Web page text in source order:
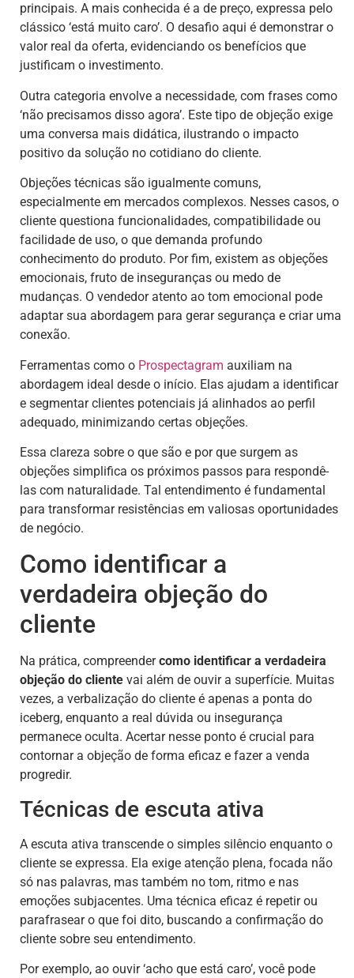
principais. A mais conhecida é a de preço, expressa pelo
clássico ‘está muito caro’. O desafio aqui é demonstrar o
valor real da oferta, evidenciando os benefícios que
justificam o investimento.
Outra categoria envolve a necessidade, com frases como
‘não precisamos disso agora’. Este tipo de objeção exige
uma conversa mais didática, ilustrando o impacto
positivo da solução no cotidiano do cliente.
Objeções técnicas são igualmente comuns,
especialmente em mercados complexos. Nesses casos, o
cliente questiona funcionalidades, compatibilidade ou
facilidade de uso, o que demanda profundo
conhecimento do produto. Por fim, existem as objeções
emocionais, fruto de inseguranças ou medo de
mudanças. O vendedor atento ao tom emocional pode
adaptar sua abordagem para gerar segurança e criar uma
conexão.
Ferramentas como o Prospectagram auxiliam na
abordagem ideal desde o início. Elas ajudam a identificar
e segmentar clientes potenciais já alinhados ao perfil
adequado, minimizando certas objeções.
Essa clareza sobre o que são e por que surgem as
objeções simplifica os próximos passos para respondê-
las com naturalidade. Tal entendimento é fundamental
para transformar resistências em valiosas oportunidades
de negócio.
Como identificar a
verdadeira objeção do
cliente
Na prática, compreendercomo identificar a verdadeira
objeção do cliente vai além de ouvir a superfície. Muitas
vezes, a verbalização do cliente é apenas a ponta do
iceberg, enquanto a real dúvida ou insegurança
permanece oculta. Acertar nesse ponto é crucial para
contornar a objeção de forma eficaz e fazer a venda
progredir.
Técnicas de escuta ativa
A escuta ativa transcende o simples silêncio enquanto o
cliente se expressa. Ela exige atenção plena, focada não
só nas palavras, mas também no tom, ritmo e nas
emoções subjacentes. Uma técnica eficaz é repetir ou
parafrasear o que foi dito, buscando a confirmação do
cliente sobre seu entendimento.
Por exemplo, ao ouvir ‘acho que está caro’, você pode